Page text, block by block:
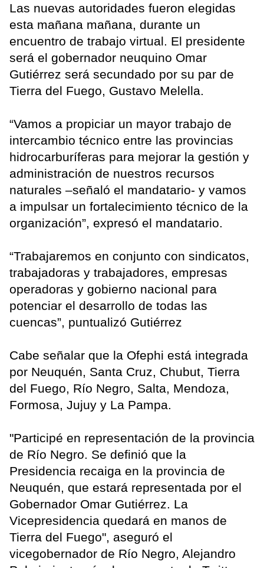
Las nuevas autoridades fueron elegidas
esta mañana mañana, durante un
encuentro de trabajo virtual. El presidente
será el gobernador neuquino Omar
Gutiérrez será secundado por su par de
Tierra del Fuego, Gustavo Melella.
“Vamos a propiciar un mayor trabajo de
intercambio técnico entre las provincias
hidrocarburíferas para mejorar la gestión y
administración de nuestros recursos
naturales –señaló el mandatario- y vamos
a impulsar un fortalecimiento técnico de la
organización”, expresó el mandatario.
“Trabajaremos en conjunto con sindicatos,
trabajadoras y trabajadores, empresas
operadoras y gobierno nacional para
potenciar el desarrollo de todas las
cuencas”, puntualizó Gutiérrez
Cabe señalar que la Ofephi está integrada
por Neuquén, Santa Cruz, Chubut, Tierra
del Fuego, Río Negro, Salta, Mendoza,
Formosa, Jujuy y La Pampa.
"Participé en representación de la provincia
de Río Negro. Se definió que la
Presidencia recaiga en la provincia de
Neuquén, que estará representada por el
Gobernador Omar Gutiérrez. La
Vicepresidencia quedará en manos de
Tierra del Fuego", aseguró el
vicegobernador de Río Negro, Alejandro